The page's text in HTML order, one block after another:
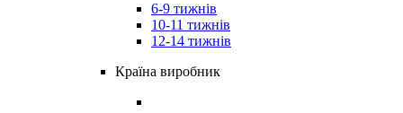
6-9 тижнів
10-11 тижнів
12-14 тижнів
Країна виробник